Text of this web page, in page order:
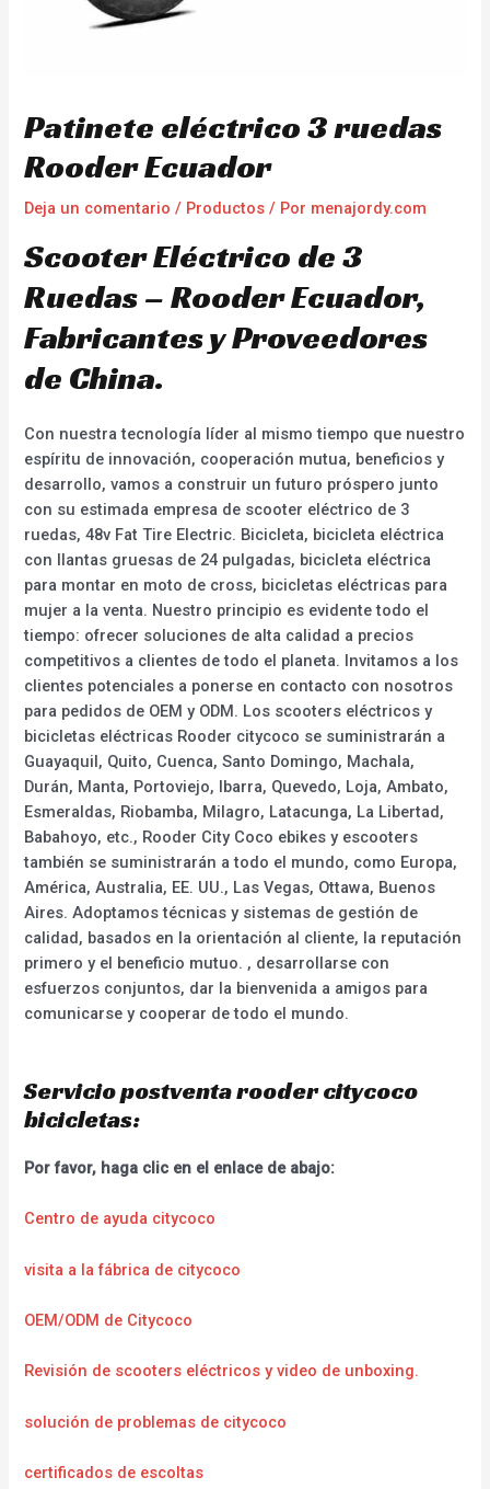
Patinete eléctrico 3 ruedas
Rooder Ecuador
Deja un comentario / Productos / Por menajordy.com
Scooter Eléctrico de 3
Ruedas – Rooder Ecuador,
Fabricantes y Proveedores
de China.
Con nuestra tecnología líder al mismo tiempo que nuestro
espíritu de innovación, cooperación mutua, beneficios y
desarrollo, vamos a construir un futuro próspero junto
con su estimada empresa de scooter eléctrico de 3
ruedas, 48v Fat Tire Electric. Bicicleta, bicicleta eléctrica
con llantas gruesas de 24 pulgadas, bicicleta eléctrica
para montar en moto de cross, bicicletas eléctricas para
mujer a la venta. Nuestro principio es evidente todo el
tiempo: ofrecer soluciones de alta calidad a precios
competitivos a clientes de todo el planeta. Invitamos a los
clientes potenciales a ponerse en contacto con nosotros
para pedidos de OEM y ODM. Los scooters eléctricos y
bicicletas eléctricas Rooder citycoco se suministrarán a
Guayaquil, Quito, Cuenca, Santo Domingo, Machala,
Durán, Manta, Portoviejo, Ibarra, Quevedo, Loja, Ambato,
Esmeraldas, Riobamba, Milagro, Latacunga, La Libertad,
Babahoyo, etc., Rooder City Coco ebikes y escooters
también se suministrarán a todo el mundo, como Europa,
América, Australia, EE. UU., Las Vegas, Ottawa, Buenos
Aires. Adoptamos técnicas y sistemas de gestión de
calidad, basados en la orientación al cliente, la reputación
primero y el beneficio mutuo. , desarrollarse con
esfuerzos conjuntos, dar la bienvenida a amigos para
comunicarse y cooperar de todo el mundo.
Servicio postventa rooder citycoco
bicicletas:
Por favor, haga clic en el enlace de abajo:
Centro de ayuda citycoco
visita a la fábrica de citycoco
OEM/ODM de Citycoco
Revisión de scooters eléctricos y video de unboxing.
solución de problemas de citycoco
certificados de escoltas